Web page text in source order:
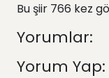
Bu şiir 766 kez
Yorumlar:
Yorum Yap: